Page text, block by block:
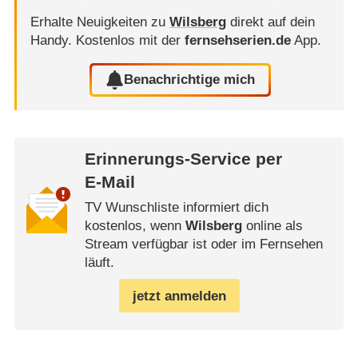
Erhalte Neuigkeiten zu Wilsbergdirekt auf dein
Handy. Kostenlos mit der fernsehserien.deApp.
Benachrichtige mich
Erinnerungs-Service per
E-Mail
TV Wunschliste informiert dich
kostenlos, wenn Wilsbergonline als
Stream verfügbar ist oder im Fernsehen
läuft.
jetzt anmelden